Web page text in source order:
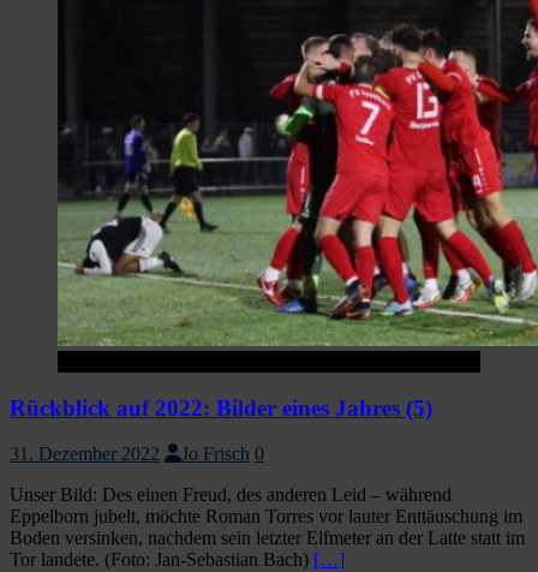
Rückblick auf 2022: Bilder eines Jahres (5)
31. Dezember 2022 Jo Frisch 0
Unser Bild: Des einen Freud, des anderen Leid – während
Eppelborn jubelt, möchte Roman Torres vor lauter Enttäuschung im
Boden versinken, nachdem sein letzter Elfmeter an der Latte statt im
Tor landete. (Foto: Jan-Sebastian Bach) […]